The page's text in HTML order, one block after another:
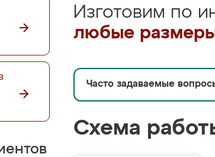
Изготовим по
любые
Часто задаваемые
Схема